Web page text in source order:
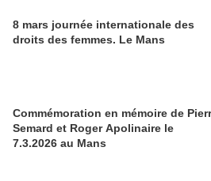
8 mars journée internationale des
droits des femmes. Le Mans
Commémoration en mémoire de
Semard et Roger Apolinaire le
7.3.2026 au Mans